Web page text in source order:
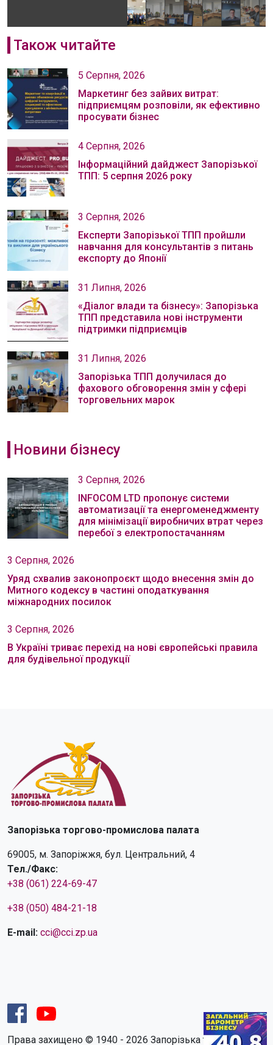
Також читайте
5 Серпня, 2026
Маркетинг без зайвих витрат:
підприємцям розповіли, як ефективно
просувати бізнес
4 Серпня, 2026
Інформаційний дайджест Запорізької
ТПП: 5 серпня 2026 року
3 Серпня, 2026
Експерти Запорізької ТПП пройшли
навчання для консультантів з питань
експорту до Японії
31 Липня, 2026
«Діалог влади та бізнесу»: Запорізька
ТПП представила нові інструменти
підтримки підприємців
31 Липня, 2026
Запорізька ТПП долучилася до
фахового обговорення змін у сфері
торговельних марок
Новини бізнесу
3 Серпня, 2026
INFOCOM LTD пропонує системи
автоматизації та енергоменеджменту
для мінімізації виробничих втрат через
перебої з електропостачанням
3 Серпня, 2026
Уряд схвалив законопроєкт щодо внесення змін до
Митного кодексу в частині оподаткування
міжнародних посилок
3 Серпня, 2026
В Україні триває перехід на нові європейські правила
для будівельної продукції
Запорізька торгово-промислова палата
69005, м. Запоріжжя, бул. Центральний, 4
Тел./Факс:
+38 (061) 224-69-47
+38 (050) 484-21-18
E-mail: cci@cci.zp.ua
Права захищено © 1940 - 2026 Запорізька торгово-